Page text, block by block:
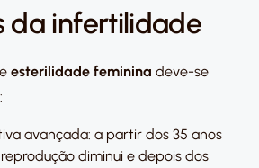
da infertilidade
esterilidade feminina deve-se
avançada: a partir dos 35 anos
diminui e depois dos